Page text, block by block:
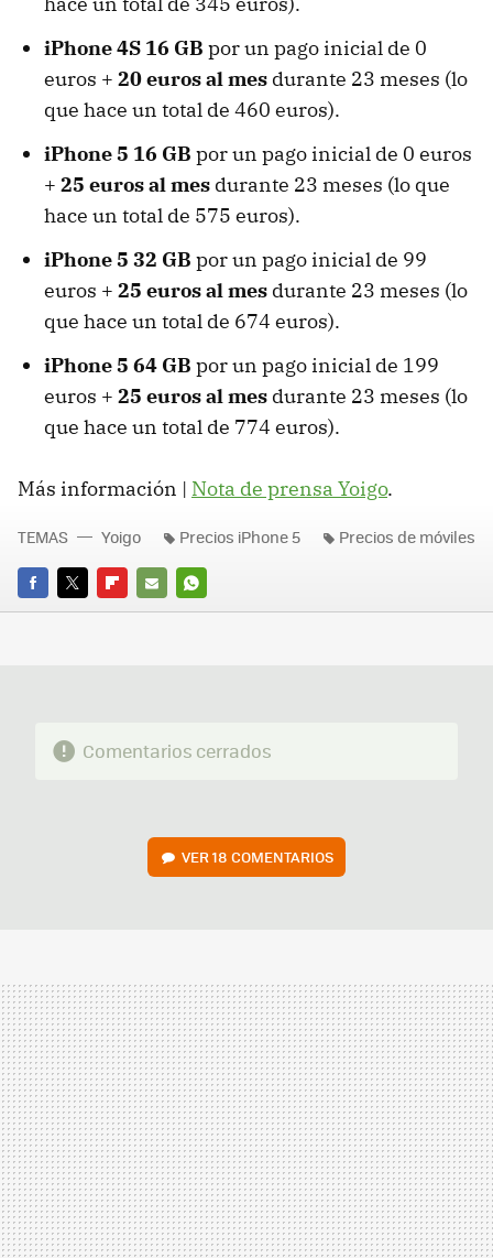
iPhone 4S 16 GB por un pago inicial de 0
euros + 20 euros al mes durante 23 meses (lo
que hace un total de 460 euros).
iPhone 5 16 GB por un pago inicial de 0 euros
+ 25 euros al mes durante 23 meses (lo que
hace un total de 575 euros).
iPhone 5 32 GB por un pago inicial de 99
euros + 25 euros al mes durante 23 meses (lo
que hace un total de 674 euros).
iPhone 5 64 GB por un pago inicial de 199
euros + 25 euros al mes durante 23 meses (lo
que hace un total de 774 euros).
Más información | Nota de prensa Yoigo.
FACEBOOK
TWITTERFLIPBOARD
E-
WHATSAPP
TEMAS Yoigo Precios iPhone 5 Precios de móviles
Comentarios cerrados
VER18 COMENTARIOS